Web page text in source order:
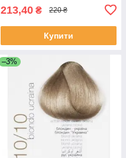
213,40 ₴ 220 ₴
Купити
–3%